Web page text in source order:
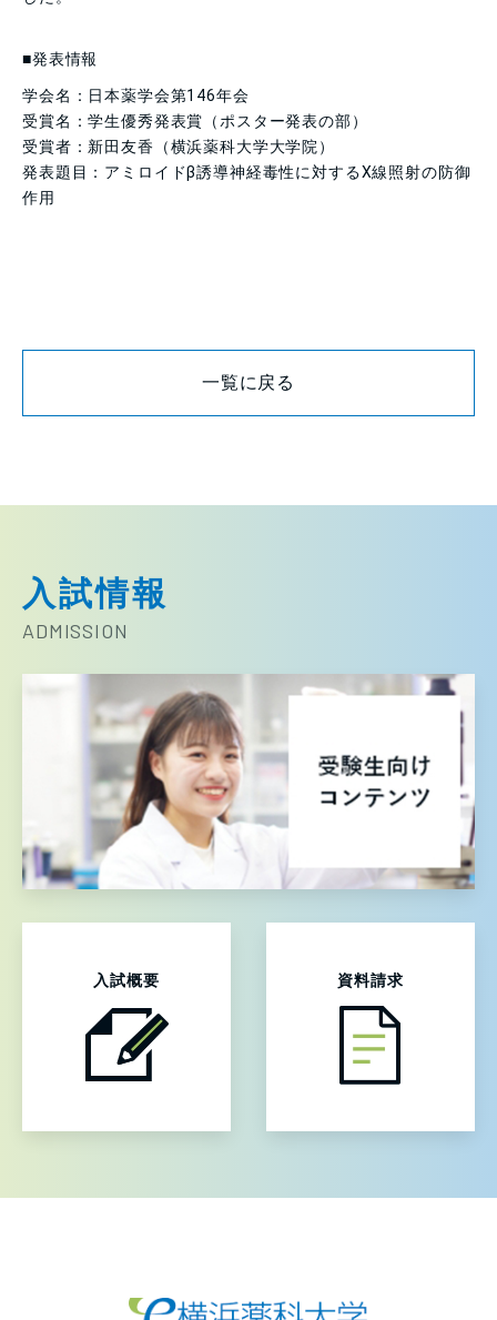
■発表情報
学会名：日本薬学会第146年会
受賞名：学生優秀発表賞（ポスター発表の部）
受賞者：新田友香（横浜薬科大学大学院）
発表題目：アミロイドβ誘導神経毒性に対するX線照射の防御
作用
一覧に戻る
入試情報
ADMISSION
入試概要 資料請求